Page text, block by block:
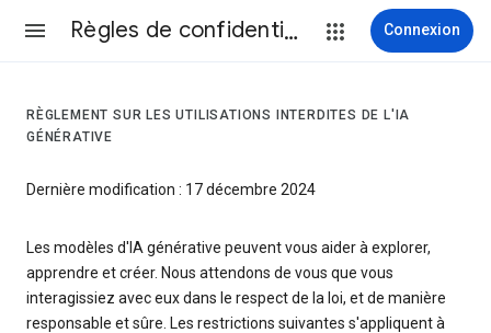
Règles de confidentialité et conditions d’utilisation Connexion
RÈGLEMENT SUR LES UTILISATIONS INTERDITES DE L'IA
GÉNÉRATIVE
Dernière modification : 17 décembre 2024
Les modèles d'IA générative peuvent vous aider à explorer,
apprendre et créer. Nous attendons de vous que vous
interagissiez avec eux dans le respect de la loi, et de manière
responsable et sûre. Les restrictions suivantes s'appliquent à